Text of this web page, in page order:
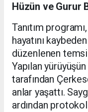
Hüzün ve Gurur
Tanıtım
hayatını
düzenlenen
Yapılan
tarafından
anlar yaşattı.
ardından